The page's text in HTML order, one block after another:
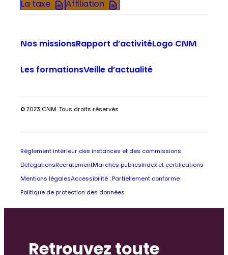
La taxe Affiliation
Nos missionsRapport d’activitéLogo CNM
Les formationsVeille d’actualité
© 2023 CNM. Tous droits réservés
Règlement intérieur des instances et des commissions
Délégations RecrutementMarchés publics Index et certifications
Mentions légalesAccessibilité : Partiellement conforme
Politique de protection des données
Retrouvez toute